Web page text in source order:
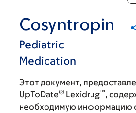
Cosyntropin
Pediatric
Medication
Этот документ,
UpToDate® Lexidrug™,
необходимую информацию